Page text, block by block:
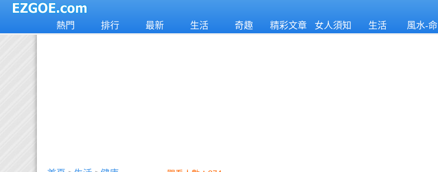
熱門 排行 最新 生活 奇趣 精彩文章 女人須知 生活
風水-命